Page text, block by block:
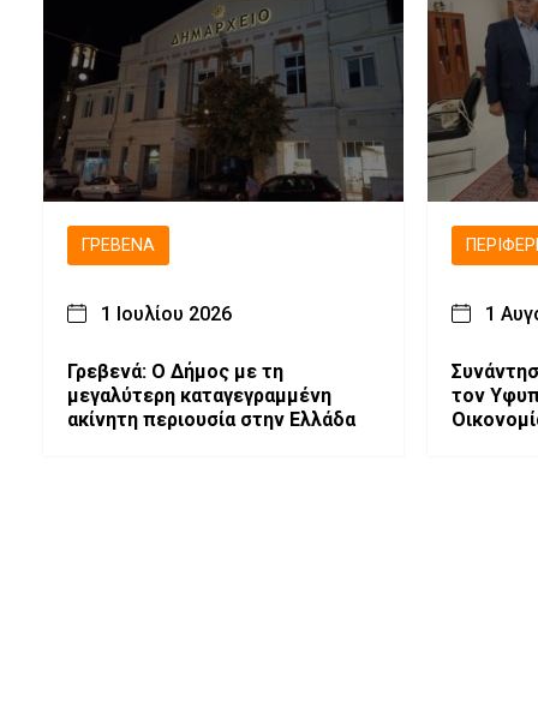
ΓΡΕΒΕΝΆ
1 Ιουλίου 2026
Γρεβενά: Ο Δήμος με τη
μεγαλύτερη καταγεγραμμένη
ακίνητη περιουσία στην Ελλάδα
1
τον